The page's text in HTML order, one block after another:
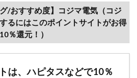
/おすすめ度】コジマ電気（コジ
るにはこのポイントサイトがお得
％還元！）
は、ハピタスなどで10％